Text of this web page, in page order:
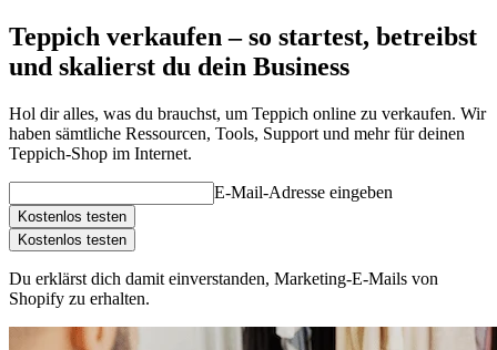
Teppich verkaufen – so startest, betreibst
und skalierst du dein Business
Hol dir alles, was du brauchst, um Teppich online zu verkaufen. Wir
haben sämtliche Ressourcen, Tools, Support und mehr für deinen
Teppich-Shop im Internet.
E-Mail-Adresse eingeben
Kostenlos testen
Kostenlos testen
Du erklärst dich damit einverstanden, Marketing-E-Mails von
Shopify zu erhalten.